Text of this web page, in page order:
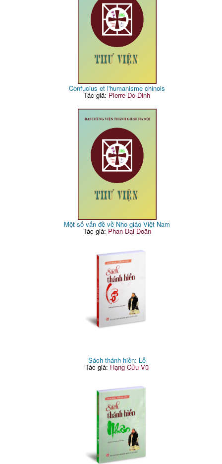
Confucius et l'humanisme chinois
Tác giả: Pierre Do-Dinh
Một số vấn đề về Nho giáo Việt Nam
Tác giả: Phan Đại Doãn
Sách thánh hiền: Lễ
Tác giả: Hạng Cửu Vũ